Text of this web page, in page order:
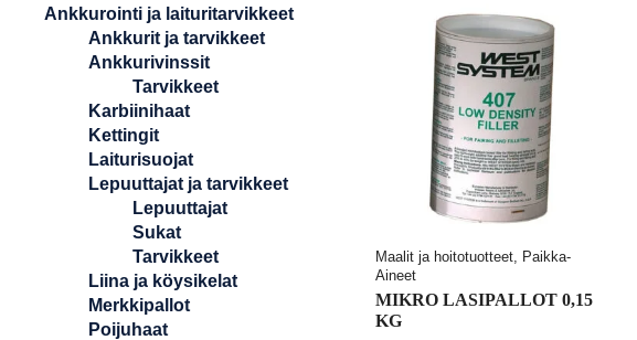
Ankkurointi ja laituritarvikkeet
Ankkurit ja tarvikkeet
Ankkurivinssit
Tarvikkeet
Karbiinihaat
Kettingit
Laiturisuojat
Lepuuttajat ja tarvikkeet
Lepuuttajat
Sukat
Tarvikkeet
Liina ja köysikelat
Merkkipallot
Poijuhaat
Maalit ja hoitotuotteet, Paikka-
Aineet
MIKRO LASIPALLOT 0,15
KG